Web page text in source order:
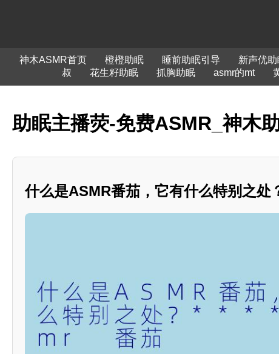
神木ASMR首页 橙橙助眠 睡前助眠引导 新声优助
叔
花生籽助眠 抓胸助眠 asmr的mt
助眠主播荧-免费ASMR_神木
什么是ASMR番茄，它有什么特别之处